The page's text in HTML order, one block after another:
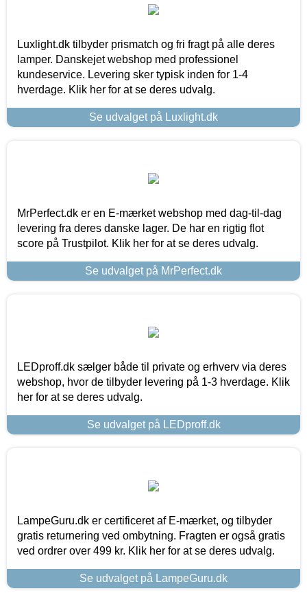
Luxlight.dk tilbyder prismatch og fri fragt på alle deres
lamper. Danskejet webshop med professionel
kundeservice. Levering sker typisk inden for 1-4
hverdage. Klik her for at se deres udvalg.
Se udvalget på Luxlight.dk
MrPerfect.dk er en E-mærket webshop med dag-til-dag
levering fra deres danske lager. De har en rigtig flot
score på Trustpilot. Klik her for at se deres udvalg.
Se udvalget på MrPerfect.dk
LEDproff.dk sælger både til private og erhverv via deres
webshop, hvor de tilbyder levering på 1-3 hverdage. Klik
her for at se deres udvalg.
Se udvalget på LEDproff.dk
LampeGuru.dk er certificeret af E-mærket, og tilbyder
gratis returnering ved ombytning. Fragten er også gratis
ved ordrer over 499 kr. Klik her for at se deres udvalg.
Se udvalget på LampeGuru.dk